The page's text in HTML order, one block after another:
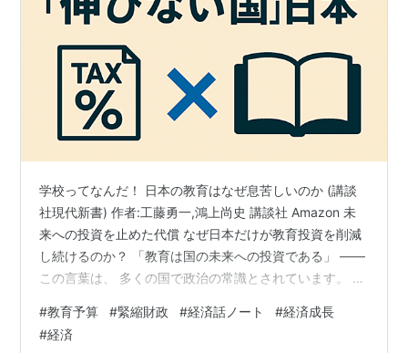
学校ってなんだ！ 日本の教育はなぜ息苦しいのか (講談
社現代新書) 作者:工藤勇一,鴻上尚史 講談社 Amazon 未
来への投資を止めた代償 なぜ日本だけが教育投資を削減
し続けるのか？ 「教育は国の未来への投資である」 ——
この言葉は、 多くの国で政治の常識とされています。 し
異なることが分かります。 過去30年間で世界各国の教育
支出は どう変化したでしょうか。 その差は驚くほど明確
#教育予算 #緊縮財政 #経済話ノート #経済成長
#経済